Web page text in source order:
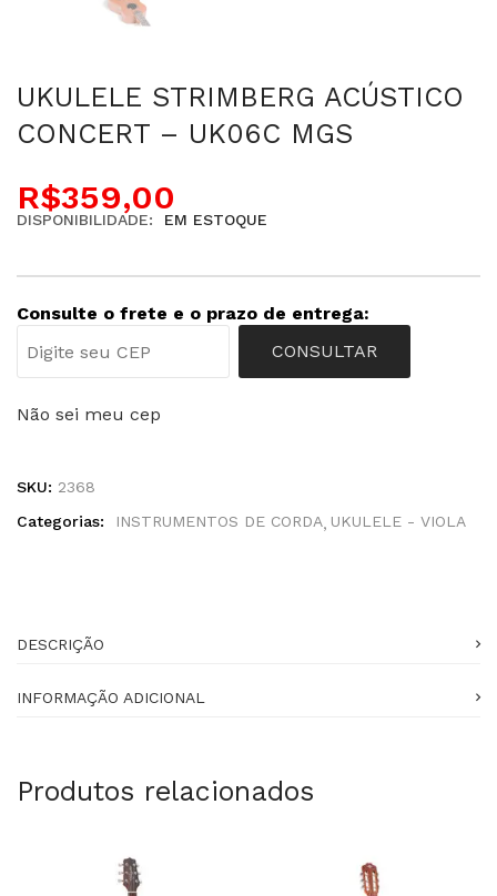
UKULELE STRIMBERG ACÚSTICO
CONCERT – UK06C MGS
R$359,00
DISPONIBILIDADE: EM ESTOQUE
Consulte o frete e o prazo de entrega:
CONSULTAR
Não sei meu cep
SKU: 2368
Categorias:
INSTRUMENTOS DE CORDA UKULELE - VIOLA
DESCRIÇÃO
INFORMAÇÃO ADICIONAL
Produtos relacionados